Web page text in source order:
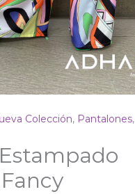
Colección, Pantalones,